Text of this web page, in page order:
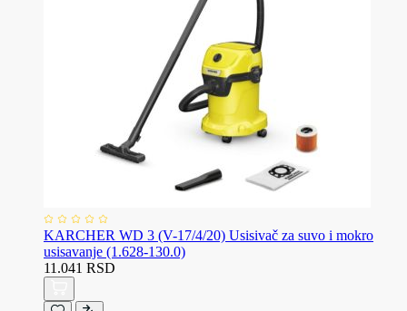
KARCHER WD 3 (V-17/4/20) Usisivač za suvo i mokro
usisavanje (1.628-130.0)
11.041 RSD